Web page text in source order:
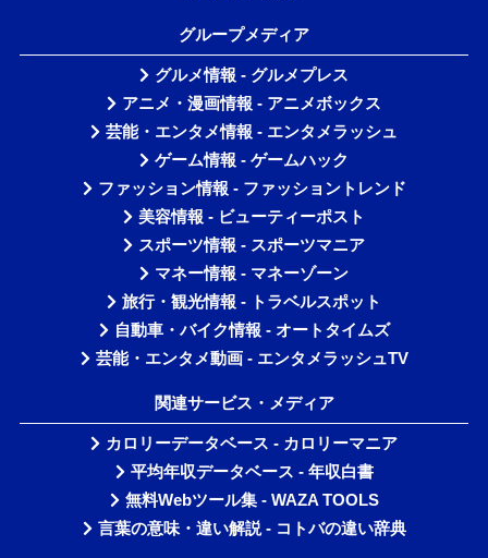
グループメディア
グルメ情報 - グルメプレス
アニメ・漫画情報 - アニメボックス
芸能・エンタメ情報 - エンタメラッシュ
ゲーム情報 - ゲームハック
ファッション情報 - ファッショントレンド
美容情報 - ビューティーポスト
スポーツ情報 - スポーツマニア
マネー情報 - マネーゾーン
旅行・観光情報 - トラベルスポット
自動車・バイク情報 - オートタイムズ
芸能・エンタメ動画 - エンタメラッシュTV
関連サービス・メディア
カロリーデータベース - カロリーマニア
平均年収データベース - 年収白書
無料Webツール集 - WAZA TOOLS
言葉の意味・違い解説 - コトバの違い辞典